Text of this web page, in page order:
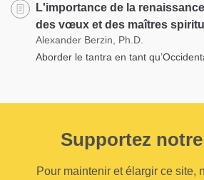
L'importance de la
des vœux et des maîtres
Alexander Berzin, Ph.D.
Aborder le tantra en tant
Supportez
Pour maintenir et élargir ce site,